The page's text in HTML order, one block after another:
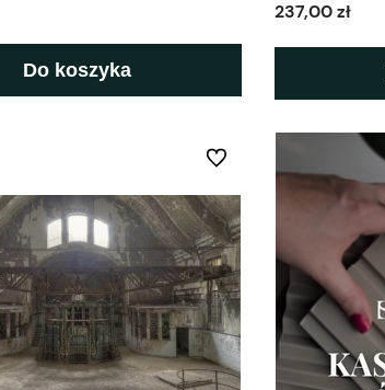
Do koszyka
237,00 zł
Do ulubionych